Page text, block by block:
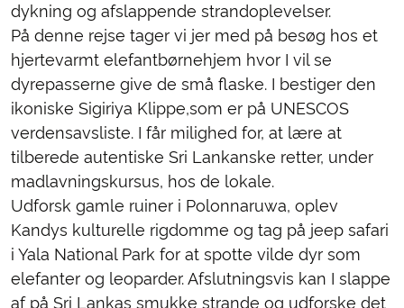
dykning og afslappende strandoplevelser.
På denne rejse tager vi jer med på besøg hos et
hjertevarmt elefantbørnehjem hvor I vil se
dyrepasserne give de små flaske. I bestiger den
ikoniske Sigiriya Klippe,som er på UNESCOS
verdensavsliste. I får milighed for, at lære at
tilberede autentiske Sri Lankanske retter, under
madlavningskursus, hos de lokale.
Udforsk gamle ruiner i Polonnaruwa, oplev
Kandys kulturelle rigdomme og tag på jeep safari
i Yala National Park for at spotte vilde dyr som
elefanter og leoparder. Afslutningsvis kan I slappe
af på Sri Lankas smukke strande og udforske det